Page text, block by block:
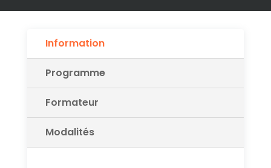
Information
Programme
Formateur
Modalités